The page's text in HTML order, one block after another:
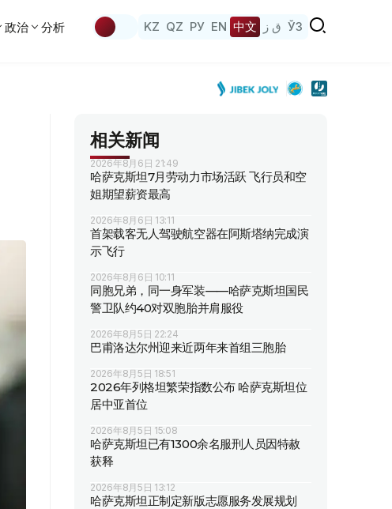
政治 分析 KZ QZ РУ EN 中文 ق ز ЎЗ
相关新闻
2026年8月6日 21:49
哈萨克斯坦7月劳动力市场活跃 飞行员和空
姐期望薪资最高
2026年8月6日 13:11
首架载客无人驾驶航空器在阿斯塔纳完成演
示飞行
2026年8月6日 10:11
同胞兄弟，同一身军装——哈萨克斯坦国民
警卫队约40对双胞胎并肩服役
2026年8月5日 22:24
巴甫洛达尔州迎来近两年来首组三胞胎
2026年8月5日 18:51
2026年列格坦繁荣指数公布 哈萨克斯坦位
居中亚首位
2026年8月5日 15:08
哈萨克斯坦已有1300余名服刑人员因特赦
获释
2026年8月5日 13:12
哈萨克斯坦正制定新版志愿服务发展规划